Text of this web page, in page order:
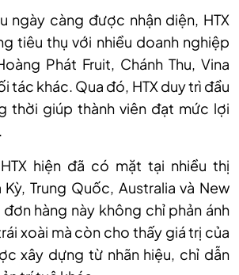
ngày càng được nhận diện, HTX
tiêu thụ với nhiều doanh nghiệp
Phát Fruit, Chánh Thu, Vina
tác khác. Qua đó, HTX duy trì đầu
thời giúp thành viên đạt mức lợi
hiện đã có mặt tại nhiều thị
Trung Quốc, Australia và New
hàng này không chỉ phản ánh
xoài mà còn cho thấy giá trị của
xây dựng từ nhãn hiệu, chỉ dẫn